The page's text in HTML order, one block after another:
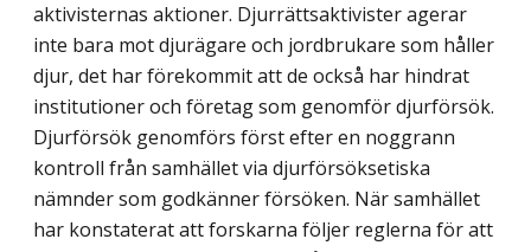
aktivisternas aktioner. Djurrättsaktivister agerar
inte bara mot djurägare och jordbrukare som håller
djur, det har förekommit att de också har hindrat
institutioner och företag som genomför djurförsök.
Djurförsök genomförs först efter en noggrann
kontroll från samhället via djurförsöksetiska
nämnder som godkänner försöken. När samhället
har konstaterat att forskarna följer reglerna för att